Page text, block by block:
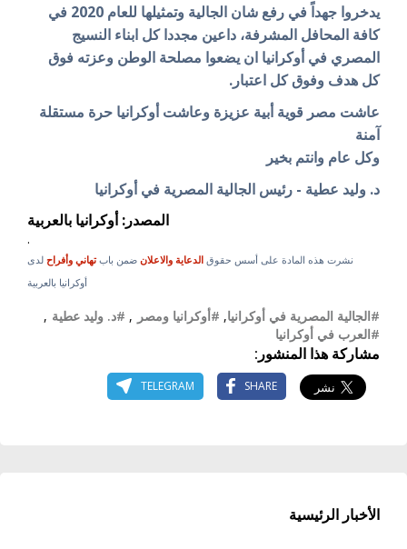
يدخروا جهداً في رفع شان الجالية وتمثيلها للعام 2020 في
كافة المحافل المشرفة، داعين مجددا كل ابناء النسيج
المصري في أوكرانيا ان يضعوا مصلحة الوطن وعزته فوق
كل هدف وفوق كل اعتبار.
عاشت مصر قوية أبية عزيزة وعاشت أوكرانيا حرة مستقلة
آمنة
وكل عام وانتم بخير
د. وليد عطية - رئيس الجالية المصرية في أوكرانيا
المصدر: أوكرانيا بالعربية
.
نشرت هذه المادة على أسس حقوق الدعاية والاعلان ضمن بابتهاني وأفراح لدى
أوكرانيا بالعربية
#الجالية المصرية في أوكرانيا, #أوكرانيا ومصر , #د. وليد عطية ,
#العرب في أوكرانيا
مشاركة هذا المنشور:
SHARE
TELEGRAM
الأخبار الرئيسية